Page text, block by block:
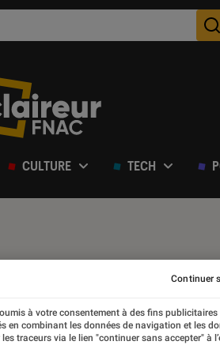
CULTURE TECH
à votre consentement à des fins publicitaires
en combinant les données de navigation et les
traceurs via le lien "continuer sans accepter" à
Continuer